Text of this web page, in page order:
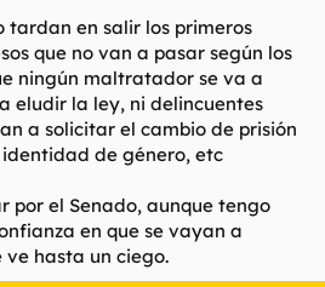
tardan en salir los primeros
que no van a pasar según los
ningún maltratador se va a
eludir la ley, ni delincuentes
a solicitar el cambio de prisión
de género, etc
por el Senado, aunque tengo
en que se vayan a
hasta un ciego.